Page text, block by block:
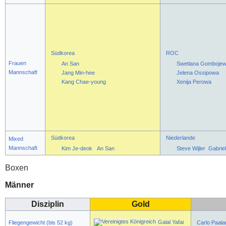
Frauen
Mannschaft
Südkorea
An San
Jang Min-hee
Kang Chae-young
ROC
Swetlana
Jelena Ossipowa
Xenija Perowa
Mixed
Mannschaft
Südkorea
Kim Je-deok
An San
Niederlande
Steve Wijler
Boxen
Männer
Disziplin Gold
Fliegengewicht (bis 52 kg) Galal Yafai Carlo